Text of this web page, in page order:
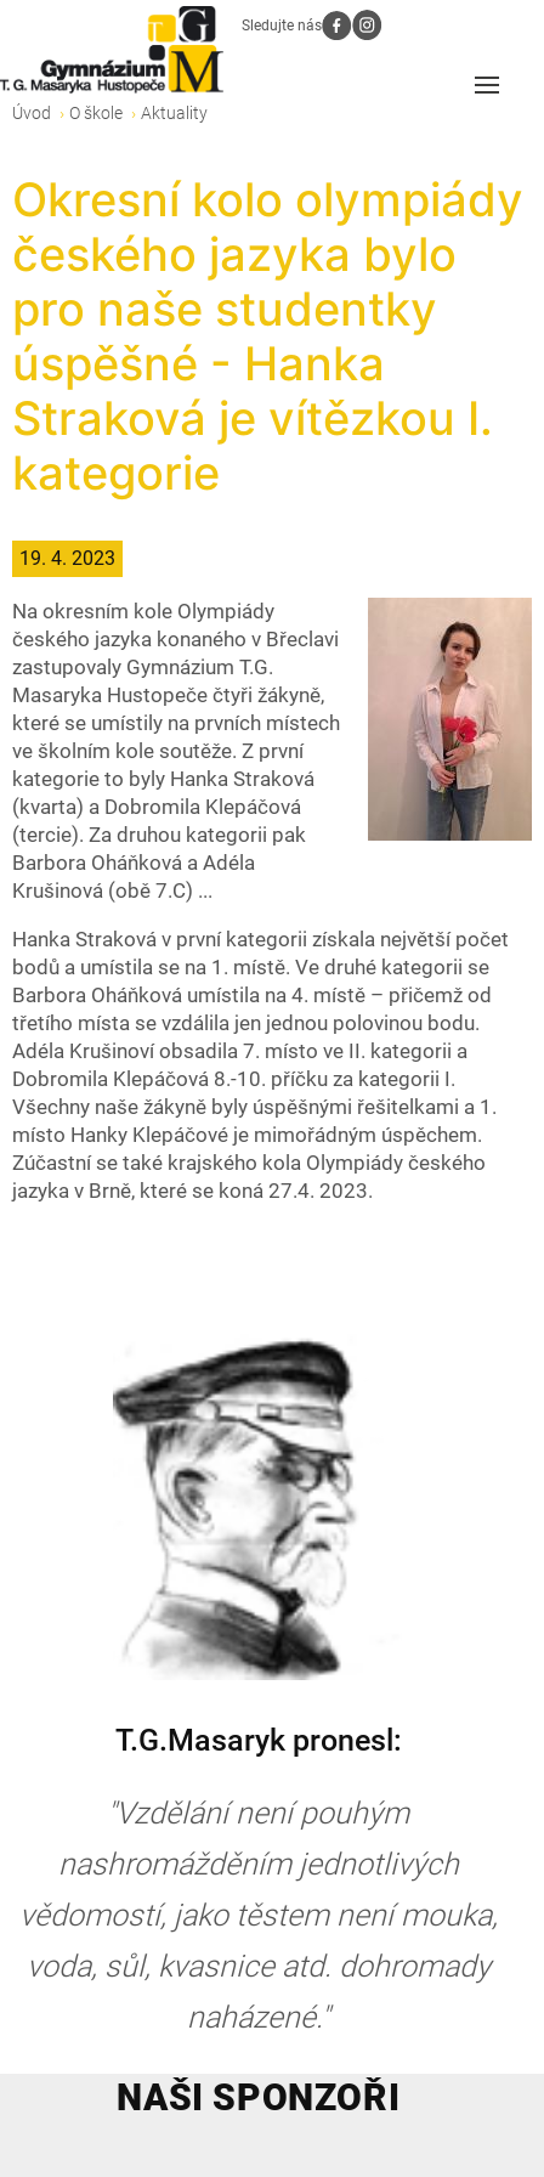
Sledujte nás
Úvod O škole Aktuality
Okresní kolo olympiády
českého jazyka bylo
pro naše studentky
úspěšné - Hanka
Straková je vítězkou I.
kategorie
19. 4. 2023
Na okresním kole Olympiády
českého jazyka konaného v Břeclavi
zastupovaly Gymnázium T.G.
Masaryka Hustopeče čtyři žákyně,
které se umístily na prvních místech
ve školním kole soutěže. Z první
kategorie to byly Hanka Straková
(kvarta) a Dobromila Klepáčová
(tercie). Za druhou kategorii pak
Barbora Oháňková a Adéla
Krušinová (obě 7.C) ...
Hanka Straková v první kategorii získala největší počet
bodů a umístila se na 1. místě. Ve druhé kategorii se
Barbora Oháňková umístila na 4. místě – přičemž od
třetího místa se vzdálila jen jednou polovinou bodu.
Adéla Krušinoví obsadila 7. místo ve II. kategorii a
Dobromila Klepáčová 8.-10. příčku za kategorii I.
Všechny naše žákyně byly úspěšnými řešitelkami a 1.
místo Hanky Klepáčové je mimořádným úspěchem.
Zúčastní se také krajského kola Olympiády českého
jazyka v Brně, které se koná 27.4. 2023.
T.G.Masaryk pronesl:
"Vzdělání není pouhým
nashromážděním jednotlivých
vědomostí, jako těstem není mouka,
voda, sůl, kvasnice atd. dohromady
naházené."
NAŠI SPONZOŘI